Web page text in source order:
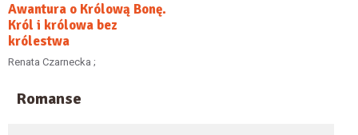
Awantura o Królową Bonę.
Król i królowa bez
królestwa
Renata Czarnecka ;
Romanse